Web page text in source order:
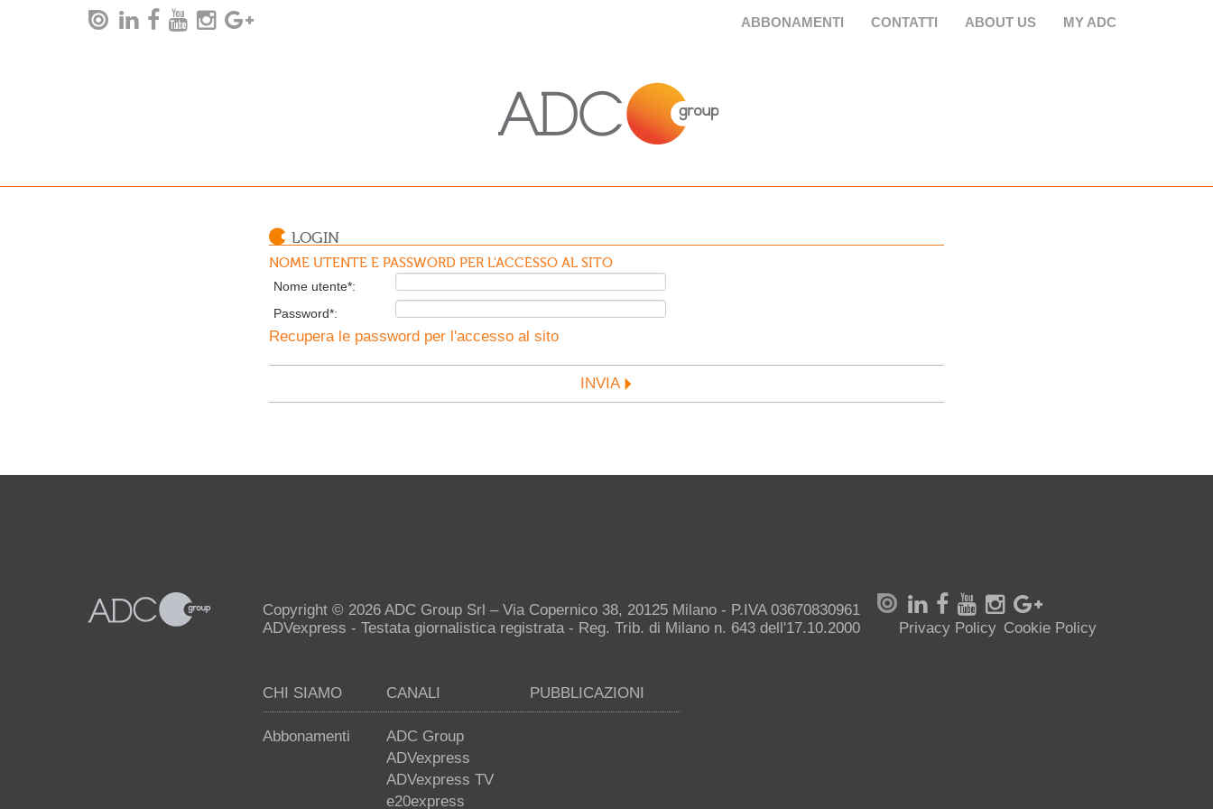
ABBONAMENTI CONTATTI ABOUT US MY ADC
LOGIN
NOME UTENTE E PASSWORD PER L'ACCESSO AL SITO
Nome utente*:
Password*:
Recupera le password per l'accesso al sito
INVIA
Copyright © 2026 ADC Group Srl – Via Copernico 38, 20125 Milano - P.IVA 03670830961
ADVexpress - Testata giornalistica registrata - Reg. Trib. di Milano n. 643 dell'17.10.2000
CHI SIAMO
Abbonamenti
CANALI
ADC Group
ADVexpress
ADVexpress TV
e20express
PUBBLICAZIONI
Privacy Policy Cookie Policy